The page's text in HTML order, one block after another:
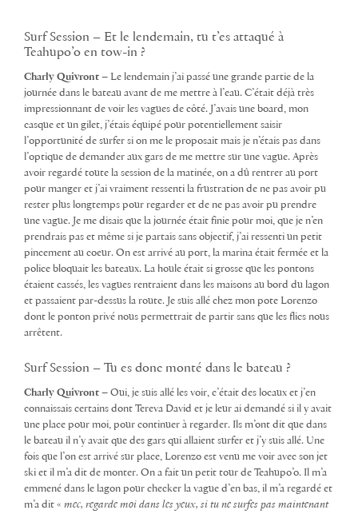
Surf Session – Et le lendemain, tu t’es attaqué à
Teahupo’o en tow-in ?
Charly Quivront – Le lendemain j’ai passé une grande partie de la
journée dans le bateau avant de me mettre à l’eau. C’était déjà très
impressionnant de voir les vagues de côté. J’avais une board, mon
casque et un gilet, j’étais équipé pour potentiellement saisir
l’opportunité de surfer si on me le proposait mais je n’étais pas dans
l’optique de demander aux gars de me mettre sur une vague. Après
avoir regardé toute la session de la matinée, on a dû rentrer au port
pour manger et j’ai vraiment ressenti la frustration de ne pas avoir pu
rester plus longtemps pour regarder et de ne pas avoir pu prendre
une vague. Je me disais que la journée était finie pour moi, que je n’en
prendrais pas et même si je partais sans objectif, j’ai ressenti un petit
pincement au coeur. On est arrivé au port, la marina était fermée et la
police bloquait les bateaux. La houle était si grosse que les pontons
étaient cassés, les vagues rentraient dans les maisons au bord du lagon
et passaient par-dessus la route. Je suis allé chez mon pote Lorenzo
dont le ponton privé nous permettrait de partir sans que les flics nous
arrêtent.
Surf Session – Tu es donc monté dans le bateau ?
Charly Quivront – Oui, je suis allé les voir, c’était des locaux et j’en
connaissais certains dont Tereva David et je leur ai demandé si il y avait
une place pour moi, pour continuer à regarder. Ils m’ont dit que dans
le bateau il n’y avait que des gars qui allaient surfer et j’y suis allé. Une
fois que l’on est arrivé sur place, Lorenzo est venu me voir avec son jet
ski et il m’a dit de monter. On a fait un petit tour de Teahupo’o. Il m’a
emmené dans le lagon pour checker la vague d’en bas, il m’a regardé et
m’a dit « mec, regarde moi dans les yeux, si tu ne surfes pas maintenant